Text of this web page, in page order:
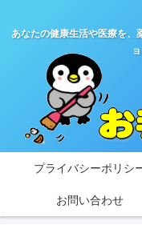
あなたの健康生活や医療を、
プライバシーポリシ
お問い合わせ